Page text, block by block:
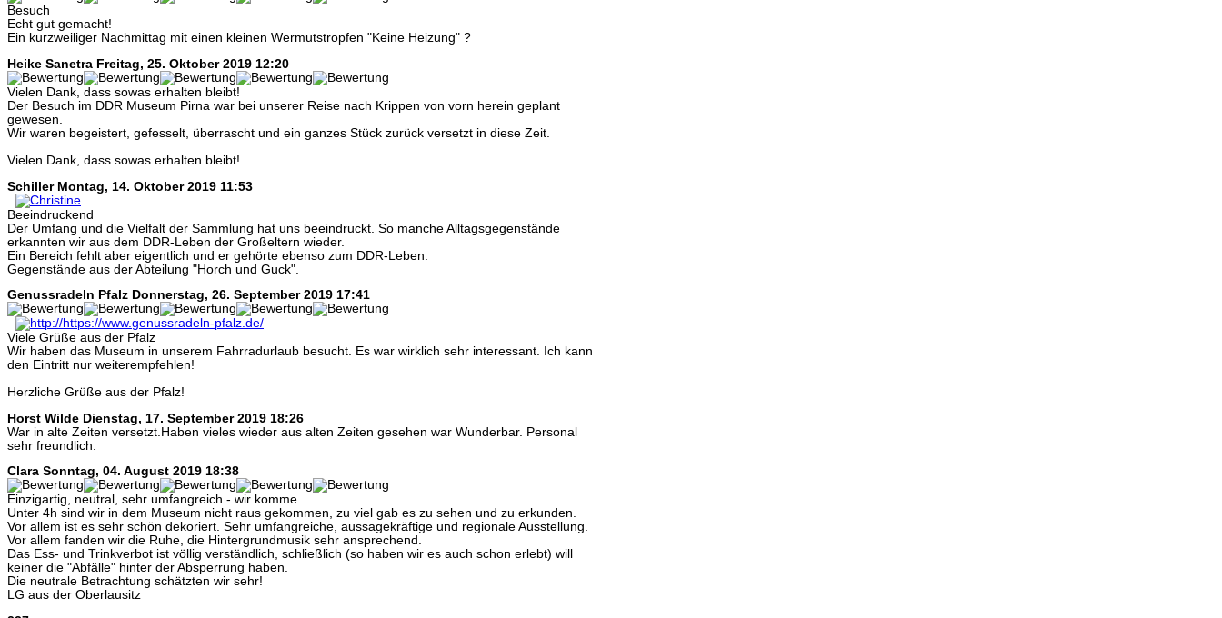
Besuch
Echt gut gemacht!
Ein kurzweiliger Nachmittag mit einen kleinen Wermutstropfen "Keine Heizung" ?
Heike Sanetra Freitag, 25. Oktober 2019 12:20
Vielen Dank, dass sowas erhalten bleibt!
Der Besuch im DDR Museum Pirna war bei unserer Reise nach Krippen von vorn herein geplant
gewesen.
Wir waren begeistert, gefesselt, überrascht und ein ganzes Stück zurück versetzt in diese Zeit.
Vielen Dank, dass sowas erhalten bleibt!
Schiller Montag, 14. Oktober 2019 11:53
Beeindruckend
Der Umfang und die Vielfalt der Sammlung hat uns beeindruckt. So manche Alltagsgegenstände
erkannten wir aus dem DDR-Leben der Großeltern wieder.
Ein Bereich fehlt aber eigentlich und er gehörte ebenso zum DDR-Leben:
Gegenstände aus der Abteilung "Horch und Guck".
Genussradeln Pfalz Donnerstag, 26. September 2019 17:41
Viele Grüße aus der Pfalz
Wir haben das Museum in unserem Fahrradurlaub besucht. Es war wirklich sehr interessant. Ich kann
den Eintritt nur weiterempfehlen!
Herzliche Grüße aus der Pfalz!
Horst Wilde Dienstag, 17. September 2019 18:26
War in alte Zeiten versetzt.Haben vieles wieder aus alten Zeiten gesehen war Wunderbar. Personal
sehr freundlich.
Clara Sonntag, 04. August 2019 18:38
Einzigartig, neutral, sehr umfangreich - wir komme
Unter 4h sind wir in dem Museum nicht raus gekommen, zu viel gab es zu sehen und zu erkunden.
Vor allem ist es sehr schön dekoriert. Sehr umfangreiche, aussagekräftige und regionale Ausstellung.
Vor allem fanden wir die Ruhe, die Hintergrundmusik sehr ansprechend.
Das Ess- und Trinkverbot ist völlig verständlich, schließlich (so haben wir es auch schon erlebt) will
keiner die "Abfälle" hinter der Absperrung haben.
Die neutrale Betrachtung schätzten wir sehr!
LG aus der Oberlausitz